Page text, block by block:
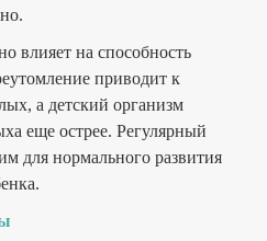
влияет на способность
приводит к
а детский организм
еще острее. Регулярный
для нормального развития